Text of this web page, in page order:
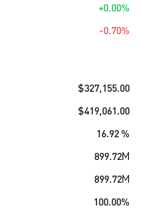
+0.00%
-0.70%
$327,155.00
$419,061.00
16.92 %
899.72M
899.72M
100.00%